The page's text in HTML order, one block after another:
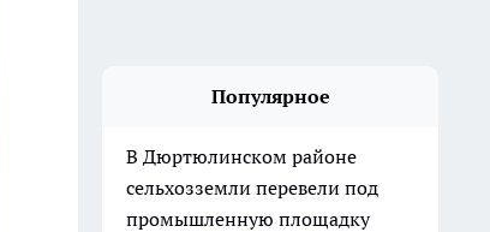
Популярное
В Дюртюлинском районе
сельхозземли перевели под
промышленную площадку